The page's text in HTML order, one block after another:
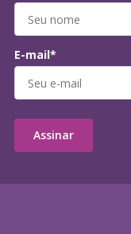
E-mail*
Assinar